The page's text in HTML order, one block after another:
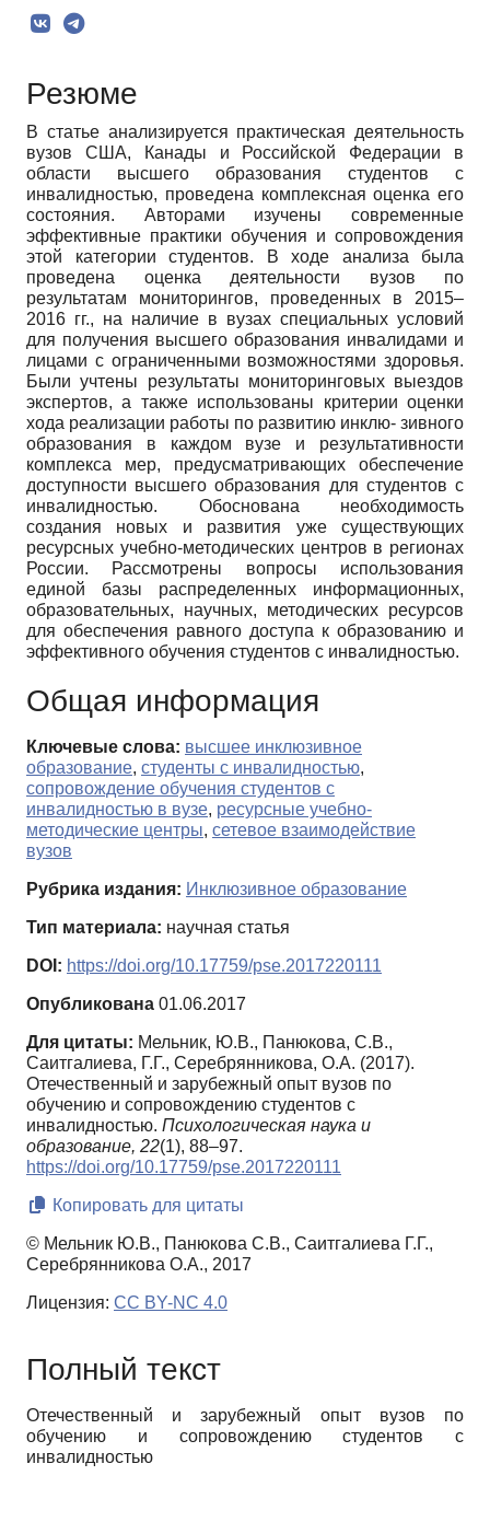
Резюме
В статье анализируется практическая деятельность
вузов США, Канады и Российской Федерации в
области высшего образования студентов с
инвалидностью, проведена комплексная оценка его
состояния. Авторами изучены современные
эффективные практики обучения и сопровождения
этой категории студентов. В ходе анализа была
проведена оценка деятельности вузов по
результатам мониторингов, проведенных в 2015–
2016 гг., на наличие в вузах специальных условий
для получения высшего образования инвалидами и
лицами с ограниченными возможностями здоровья.
Были учтены результаты мониторинговых выездов
экспертов, а также использованы критерии оценки
хода реализации работы по развитию инклю- зивного
образования в каждом вузе и результативности
комплекса мер, предусматривающих обеспечение
доступности высшего образования для студентов с
инвалидностью. Обоснована необходимость
создания новых и развития уже существующих
ресурсных учебно-методических центров в регионах
России. Рассмотрены вопросы использования
единой базы распределенных информационных,
образовательных, научных, методических ресурсов
для обеспечения равного доступа к образованию и
эффективного обучения студентов с инвалидностью.
Общая информация
Ключевые слова: высшее инклюзивное
образование, студенты с инвалидностью,
сопровождение обучения студентов с
инвалидностью в вузе, ресурсные учебно-
методические центры, сетевое взаимодействие
вузов
Рубрика издания: Инклюзивное образование
Тип материала: научная статья
DOI: https://doi.org/10.17759/pse.2017220111
Опубликована 01.06.2017
Для цитаты: Мельник, Ю.В., Панюкова, С.В.,
Саитгалиева, Г.Г., Серебрянникова, О.А. (2017).
Отечественный и зарубежный опыт вузов по
обучению и сопровождению студентов с
инвалидностью. Психологическая наука и
образование, 22(1), 88–97.
https://doi.org/10.17759/pse.2017220111
Копировать для цитаты
© Мельник Ю.В., Панюкова С.В., Саитгалиева Г.Г.,
Серебрянникова О.А., 2017
Лицензия: CC BY-NC 4.0
Полный текст
Отечественный и зарубежный опыт вузов по
обучению и сопровождению студентов с
инвалидностью